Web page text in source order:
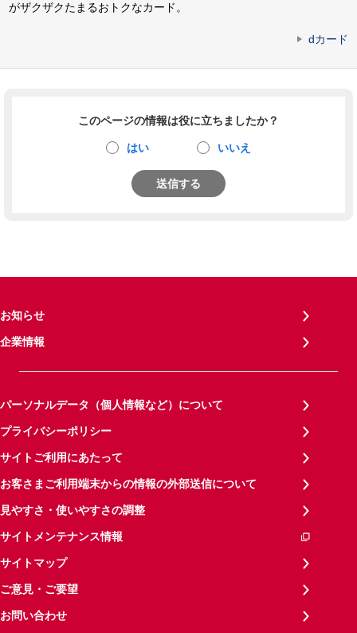
がザクザクたまるおトクなカード。
dカード
このページの情報は役に立ちましたか？
はい いいえ
送信する
お知らせ
企業情報
パーソナルデータ（個人情報など）について
プライバシーポリシー
サイトご利用にあたって
お客さまご利用端末からの情報の外部送信について
見やすさ・使いやすさの調整
サイトメンテナンス情報
サイトマップ
ご意見・ご要望
お問い合わせ